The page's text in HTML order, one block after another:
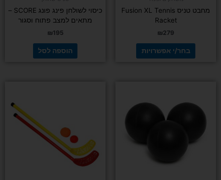
מחבט טניס Fusion XL Tennis
Racket
₪279
בחר/י אפשרויות
כיסוי לשולחן פינג פונג SCORE –
מתאים למצב פתוח וסגור
₪195
הוספה לסל